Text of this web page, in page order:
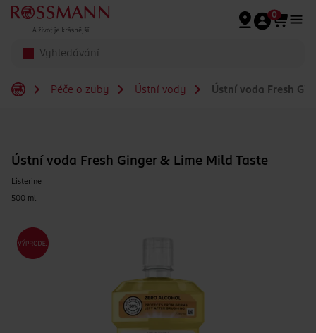
Přeskočit na hlavmní obsah
0
Péče o zuby Ústní vody Ústní voda Fresh
Ústní voda Fresh Ginger & Lime Mild Taste
Listerine
500 ml